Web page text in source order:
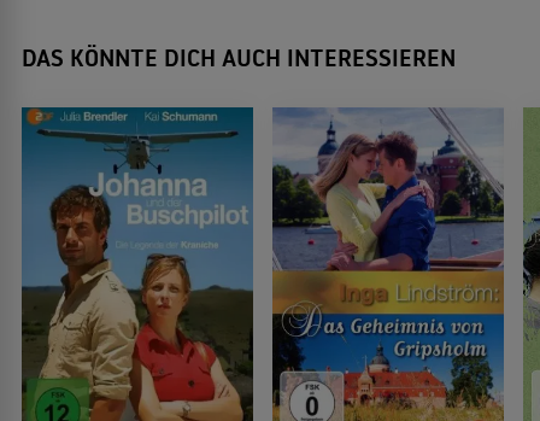
DAS KÖNNTE DICH AUCH INTERESSIEREN